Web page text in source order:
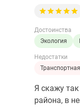
Достоинства
Экология
Недостатки
Я скажу
района, в